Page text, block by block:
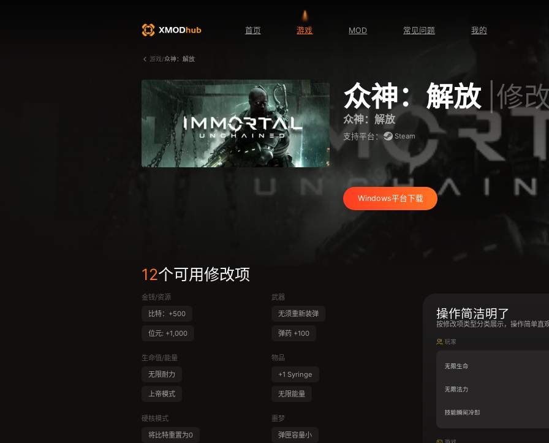
首页 游戏 MOD 常见问题 我的
游戏/众神：解放
众神：解放 |修
众神：解放
支持平台： Steam
Windows平台下载
12个可用修改项
金钱/资源
比特：+500
位元: +1,000
生命值/能量
无限耐力
上帝模式
硬核模式
将比特重置为0
武器
无须重新装弹
弹药 +100
物品
+1 Syringe
无限能量
噩梦
弹匣容量小
操作简洁明了
按修改项类型分类展示，操作简单直